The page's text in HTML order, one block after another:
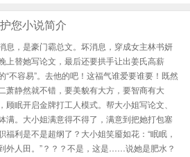
您小说简介
息，是豪门霸总文。坏消息，穿成女主林书妍
上替她写论文，最后还要拱手让出姜氏高薪
“不容易”。去他的吧！这福气谁爱要谁要！既然
萧静然就不错，要美貌有大方，要智商有大
眠开启金牌打工人模式。帮大小姐写论文、
满。大小姐满意得不得了，满意到把她打包塞
利是不是超纲了？大小姐笑靥如花：“眠眠，
外人田。”？？？不是，这是……说她是肥水？